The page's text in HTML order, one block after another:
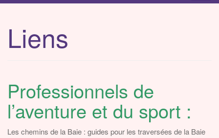
o
a
Liens
Professionnels de
l’aventure et du sport :
Les chemins de la Baie : guides pour les traversées de la Baie